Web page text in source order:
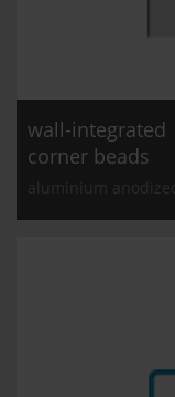
wall-integrated
corner beads